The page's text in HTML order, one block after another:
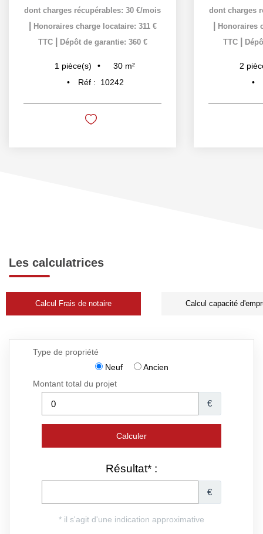
dont charges récupérables: 30 €/mois
Honoraires charge locataire: 311 €
TTC
Dépôt de garantie: 360 €
1 pièce(s) 30 m²
Réf :
10242
dont charges
Honoraires
TTC
2
Les calculatrices
Calcul Frais de notaire Calcul capacité